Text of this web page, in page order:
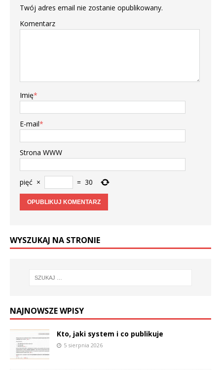
Twój adres email nie zostanie opublikowany.
Komentarz
Imię*
E-mail*
Strona WWW
pięć × = 30
WYSZUKAJ NA STRONIE
NAJNOWSZE WPISY
Kto, jaki system i co publikuje
5 sierpnia 2026